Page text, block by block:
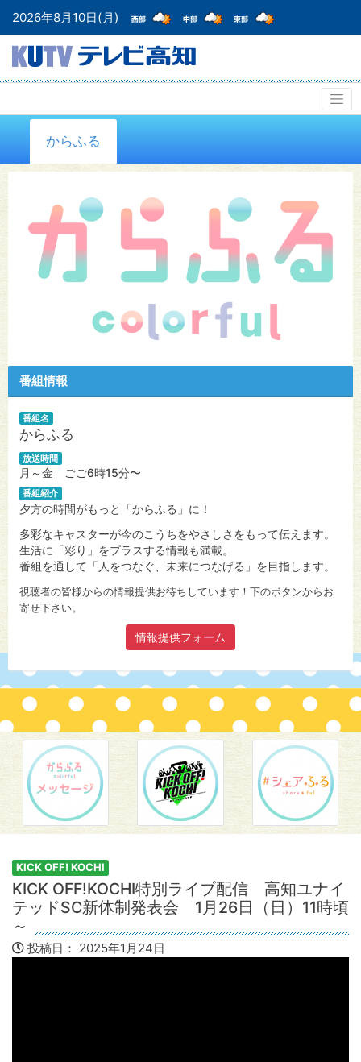
2026年8月10日(月)
からふる
番組情報
番組名
からふる
放送時間
月～金 ごご6時15分〜
番組紹介
夕方の時間がもっと「からふる」に！
多彩なキャスターが今のこうちをやさしさをもって伝えます。
生活に「彩り」をプラスする情報も満載。
番組を通して「人をつなぐ、未来につなげる」を目指します。
視聴者の皆様からの情報提供お待ちしています！下のボタンからお
寄せ下さい。
情報提供フォーム
KICK OFF! KOCHI
KICK OFF!KOCHI特別ライブ配信 高知ユナイ
テッドSC新体制発表会 1月26日（日）11時頃
～
投稿日： 2025年1月24日